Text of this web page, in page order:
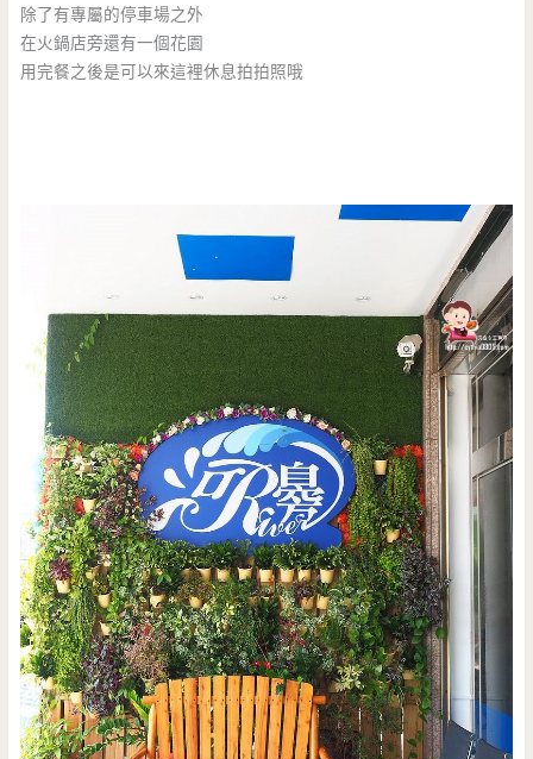
除了有專屬的停車場之外
在火鍋店旁還有一個花園
用完餐之後是可以來這裡休息拍拍照哦